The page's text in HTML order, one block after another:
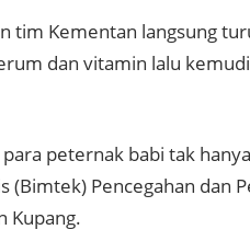
tim Kementan langsung
dan vitamin lalu
peternak babi tak
Pencegahan dan
Kupang.